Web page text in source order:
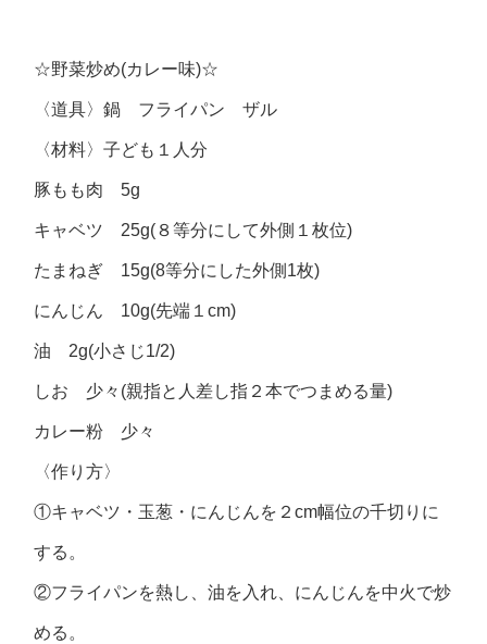
☆野菜炒め(カレー味)☆
〈道具〉鍋 フライパン ザル
〈材料〉子ども１人分
豚もも肉 5g
キャベツ 25g(８等分にして外側１枚位)
たまねぎ 15g(8等分にした外側1枚)
にんじん 10g(先端１cm)
油 2g(小さじ1/2)
しお 少々(親指と人差し指２本でつまめる量)
カレー粉 少々
〈作り方〉
①キャベツ・玉葱・にんじんを２cm幅位の千切りに
する。
②フライパンを熱し、油を入れ、にんじんを中火で炒
める。